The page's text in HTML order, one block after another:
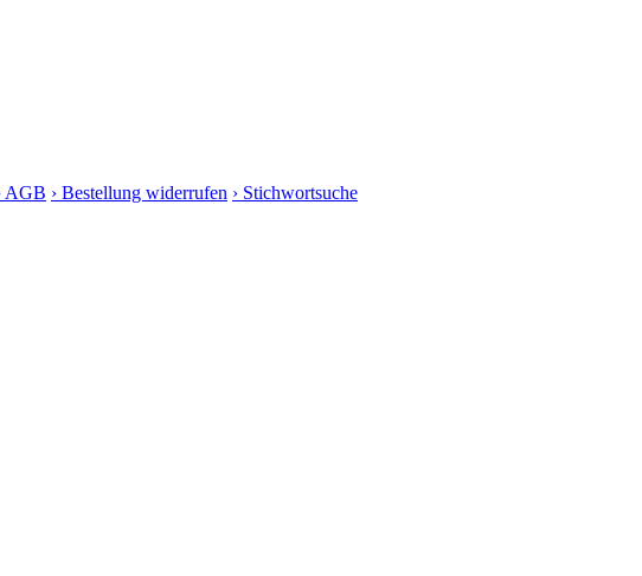
AGB › Bestellung widerrufen › Stichwortsuche